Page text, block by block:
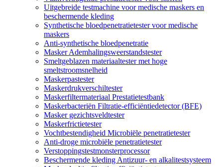
Uitgebreide testmachine voor medische maskers en
beschermende kleding
Synthetische bloedpenetratietester voor medische
maskers
Anti-synthetische bloedpenetratie
Masker Ademhalingsweerstandstester
Smeltgeblazen materiaaltester met hoge
smeltstroomsnelheid
Maskerpastester
Maskerdrukverschiltester
Maskerfiltermateriaal Prestatietestbank
Maskerbacteriën Filtratie-efficiëntiedetector (BFE)
Masker gezichtsveldtester
Maskerfrictietester
Vochtbestendigheid Microbiële penetratietester
Anti-droge microbiële penetratietester
Verstoppingstestmonsterprocessor
Beschermende kleding Antizuur- en alkalitestsysteem